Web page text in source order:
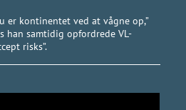
er kontinentet ved at vågne op,”
han samtidig opfordrede VL-
risks”.